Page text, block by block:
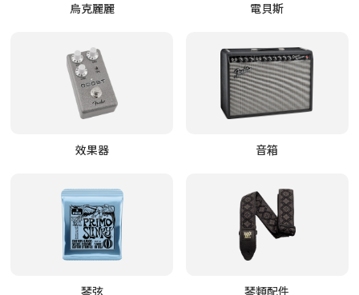
烏克麗麗 電貝斯
效果器 音箱
琴弦 琴類配件